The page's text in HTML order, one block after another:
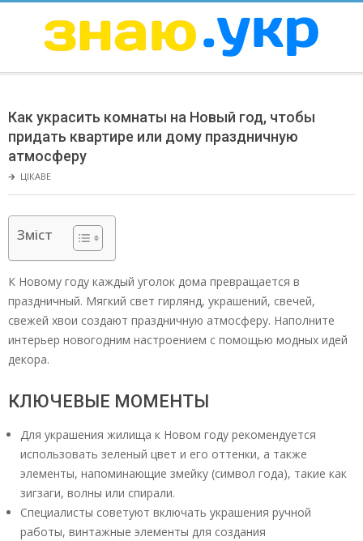
ЗНАЮ
Menu
Как украсить комнаты на Новый год, чтобы
придать квартире или дому праздничную
атмосферу
🡲 ЦІКАВЕ
Зміст
К Новому году каждый уголок дома превращается в
праздничный. Мягкий свет гирлянд, украшений, свечей,
свежей хвои создают праздничную атмосферу. Наполните
интерьер новогодним настроением с помощью модных идей
декора.
КЛЮЧЕВЫЕ МОМЕНТЫ
Для украшения жилища к Новом году рекомендуется
использовать зеленый цвет и его оттенки, а также
элементы, напоминающие змейку (символ года), такие как
зигзаги, волны или спирали.
Специалисты советуют включать украшения ручной
работы, винтажные элементы для создания